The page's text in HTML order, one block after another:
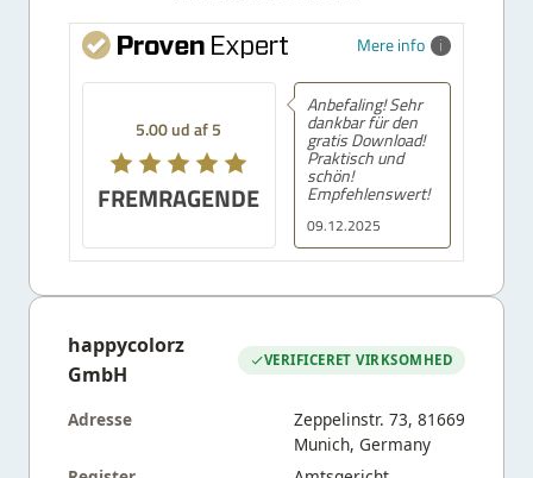
Mere info
5.00 ud af 5
FREMRAGENDE
09.12.2025
Anbefaling! Sehr
dankbar für den
gratis Download!
Praktisch und
schön!
Empfehlenswert!
happycolorz
GmbH
VERIFICERET VIRKSOMHED
Adresse
Zeppelinstr. 73, 81669
Munich, Germany